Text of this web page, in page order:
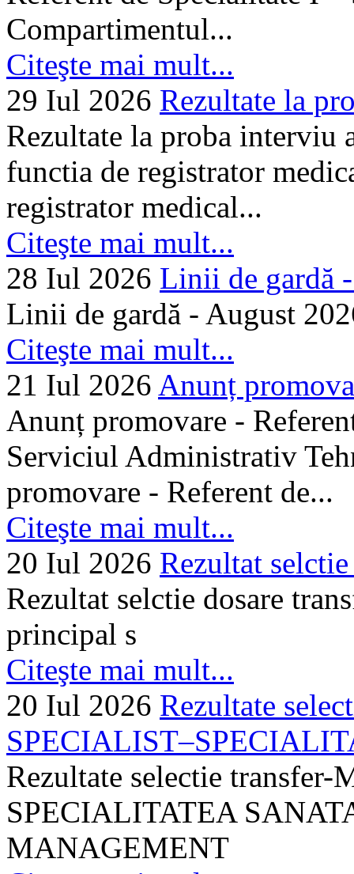
Compartimentul...
Citeşte mai mult...
29 Iul 2026 Rezultate la
Rezultate la proba interviu
functia de registrator
registrator medical...
Citeşte mai mult...
28 Iul 2026 Linii de gardă
Linii de gardă - August
Citeşte mai mult...
21 Iul 2026 Anunț
Anunț promovare -
Serviciul Administrativ
promovare - Referent de...
Citeşte mai mult...
20 Iul 2026 Rezultat
Rezultat selctie dosare
principal s
Citeşte mai mult...
20 Iul 2026 Rezultate
Rezultate selectie
SPECIALITATEA
MANAGEMENT